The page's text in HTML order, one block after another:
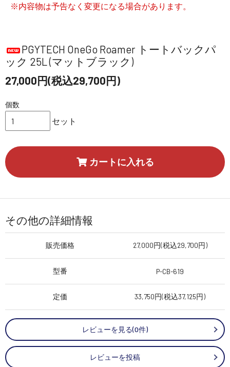
※内容物は予告なく変更になる場合があります。
PGYTECH OneGo Roamer トートバックパ
ック 25L (マットブラック)
27,000円(税込29,700円)
個数
セット
カートに入れる
その他の詳細情報
販売価格 27,000円(税込29,700円)
型番 P-CB-619
定価 33,750円(税込37,125円)
レビューを見る(0件)
レビューを投稿